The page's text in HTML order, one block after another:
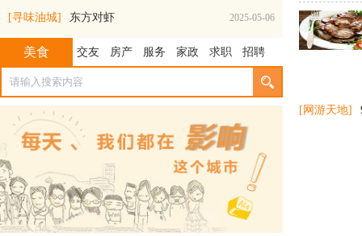
[寻味油城] 东方对虾 2025-05-06
美食 交友 房产 服务 家政 求职 招聘
[网游天地]
黄河刀鱼，学名刀鲚，又称毛刀鱼。有资料称：“刀鱼，形似利